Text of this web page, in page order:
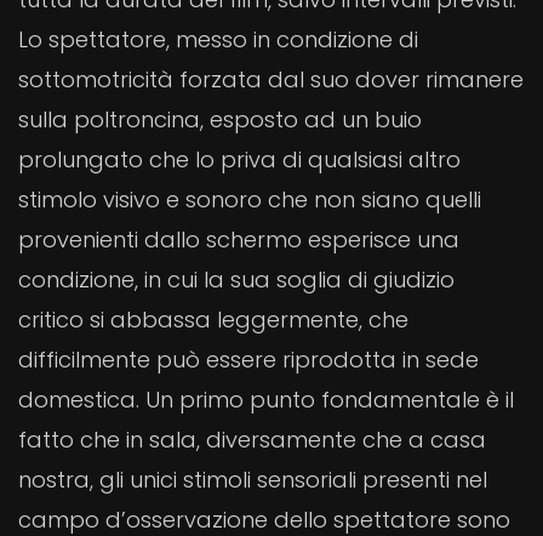
Lo spettatore, messo in condizione di
sottomotricità forzata dal suo dover rimanere
sulla poltroncina, esposto ad un buio
prolungato che lo priva di qualsiasi altro
stimolo visivo e sonoro che non siano quelli
provenienti dallo schermo esperisce una
condizione, in cui la sua soglia di giudizio
critico si abbassa leggermente, che
difficilmente può essere riprodotta in sede
domestica. Un primo punto fondamentale è il
fatto che in sala, diversamente che a casa
nostra, gli unici stimoli sensoriali presenti nel
campo d’osservazione dello spettatore sono